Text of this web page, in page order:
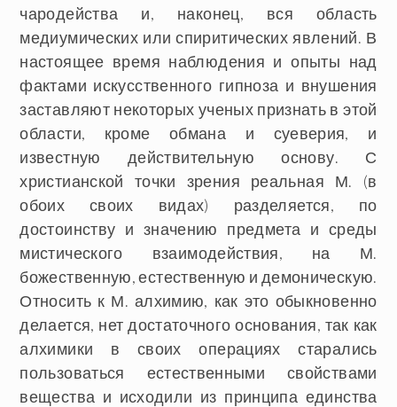
чародейства и, наконец, вся область
медиумических или спиритических явлений. В
настоящее время наблюдения и опыты над
фактами искусственного гипноза и внушения
заставляют некоторых ученых признать в этой
области, кроме обмана и суеверия, и
известную действительную основу. С
христианской точки зрения реальная М. (в
обоих своих видах) разделяется, по
достоинству и значению предмета и среды
мистического взаимодействия, на М.
божественную, естественную и демоническую.
Относить к М. алхимию, как это обыкновенно
делается, нет достаточного основания, так как
алхимики в своих операциях старались
пользоваться естественными свойствами
вещества и исходили из принципа единства